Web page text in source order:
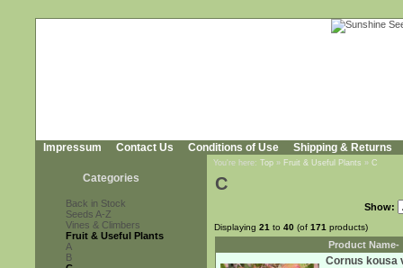
Impressum Contact Us Conditions of Use Shipping & Returns
Categories
Back in Stock
Seeds A-Z
Vines & Climbers
Fruit & Useful Plants
A
B
You're here: Top » Fruit & Useful Plants » C
C
Show:
Displaying 21 to 40 (of 171 products)
Product Name-
Cornus kousa